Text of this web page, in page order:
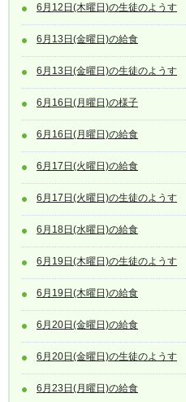
6月12日(木曜日)の生徒のようす
6月13日(金曜日)の給食
6月13日(金曜日)の生徒のようす
6月16日(月曜日)の様子
6月16日(月曜日)の給食
6月17日(火曜日)の給食
6月17日(火曜日)の生徒のようす
6月18日(水曜日)の給食
6月19日(木曜日)の生徒のようす
6月19日(木曜日)の給食
6月20日(金曜日)の給食
6月20日(金曜日)の生徒のようす
6月23日(月曜日)の給食